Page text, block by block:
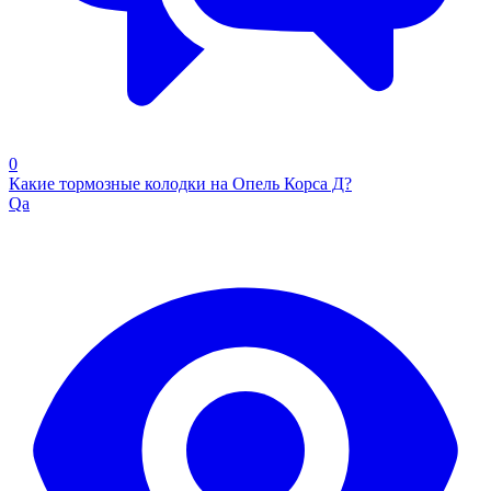
0
Какие тормозные колодки на Опель Корса Д?
Qa